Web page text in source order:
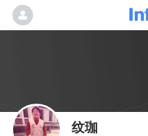
纹珈